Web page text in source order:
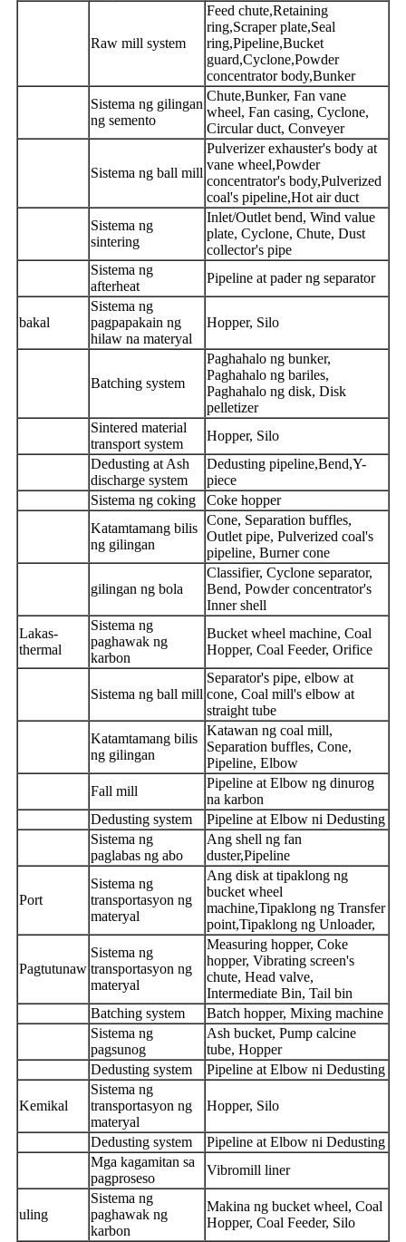
Raw mill system
Feed chute,Retaining
ring,Scraper plate,Seal
ring,Pipeline,Bucket
guard,Cyclone,Powder
concentrator body,Bunker
Sistema ng gilingan
ng semento
Chute,Bunker, Fan vane
wheel, Fan casing, Cyclone,
Circular duct, Conveyer
Sistema ng ball mill
Pulverizer exhauster's body at
vane wheel,Powder
concentrator's body,Pulverized
coal's pipeline,Hot air duct
Sistema ng
sintering
Inlet/Outlet bend, Wind value
plate, Cyclone, Chute, Dust
collector's pipe
Sistema ng
afterheat
Pipeline at pader ng separator
bakal
Sistema ng
pagpapakain ng
hilaw na materyal
Hopper, Silo
Batching system
Paghahalo ng bunker,
Paghahalo ng bariles,
Paghahalo ng disk, Disk
pelletizer
Sintered material
transport system
Hopper, Silo
Dedusting at Ash
discharge system
Dedusting pipeline,Bend,Y-
piece
Sistema ng coking
Coke hopper
Katamtamang bilis
ng gilingan
Cone, Separation buffles,
Outlet pipe, Pulverized coal's
pipeline, Burner cone
gilingan ng bola
Classifier, Cyclone separator,
Bend, Powder concentrator's
Inner shell
Lakas-
thermal
Sistema ng
paghawak ng
karbon
Bucket wheel machine, Coal
Hopper, Coal Feeder, Orifice
Sistema ng ball mill
Separator's pipe, elbow at
cone, Coal mill's elbow at
straight tube
Katamtamang bilis
ng gilingan
Katawan ng coal mill,
Separation buffles, Cone,
Pipeline, Elbow
Fall mill
Pipeline at Elbow ng dinurog
na karbon
Dedusting system
Pipeline at Elbow ni Dedusting
Sistema ng
paglabas ng abo
Ang shell ng fan
duster,Pipeline
Port
Sistema ng
transportasyon ng
materyal
Ang disk at tipaklong ng
bucket wheel
machine,Tipaklong ng Transfer
point,Tipaklong ng Unloader,
Pagtutunaw
Sistema ng
transportasyon ng
materyal
Measuring hopper, Coke
hopper, Vibrating screen's
chute, Head valve,
Intermediate Bin, Tail bin
Batching system
Batch hopper, Mixing machine
Sistema ng
pagsunog
Ash bucket, Pump calcine
tube, Hopper
Dedusting system
Pipeline at Elbow ni Dedusting
Kemikal
Sistema ng
transportasyon ng
materyal
Hopper, Silo
Dedusting system
Pipeline at Elbow ni Dedusting
Mga kagamitan sa
pagproseso
Vibromill liner
uling
Sistema ng
paghawak ng
karbon
Makina ng bucket wheel, Coal
Hopper, Coal Feeder, Silo